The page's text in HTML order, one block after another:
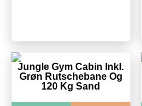
Jungle Gym Cabin Inkl.
Grøn Rutschebane Og
120 Kg Sand